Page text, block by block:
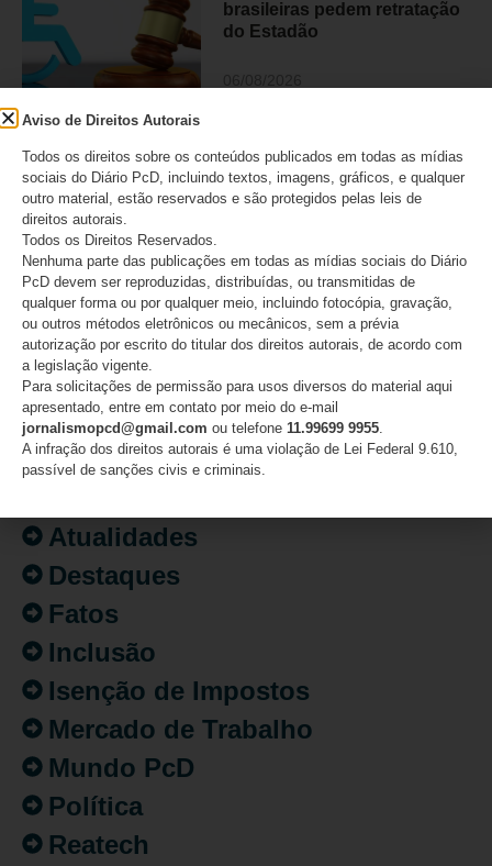
brasileiras pedem retratação
do Estadão
ANAPcD afirma que não teve
direito de resposta publicado
06/08/2026
CATEGORIAS
Acessibilidade
Atualidades
Destaques
Fatos
Inclusão
Isenção de Impostos
Mercado de Trabalho
Mundo PcD
Política
Reatech
Aviso de Direitos Autorais
Todos os direitos sobre os conteúdos publicados em todas as mídias
sociais do Diário PcD, incluindo textos, imagens, gráficos, e qualquer
outro material, estão reservados e são protegidos pelas leis de
direitos autorais.
Todos os Direitos Reservados.
Nenhuma parte das publicações em todas as mídias sociais do Diário
PcD devem ser reproduzidas, distribuídas, ou transmitidas de
qualquer forma ou por qualquer meio, incluindo fotocópia, gravação,
ou outros métodos eletrônicos ou mecânicos, sem a prévia
autorização por escrito do titular dos direitos autorais, de acordo com
a legislação vigente.
Para solicitações de permissão para usos diversos do material aqui
apresentado, entre em contato por meio do e-mail
jornalismopcd@gmail.com ou telefone 11.99699 9955.
A infração dos direitos autorais é uma violação de Lei Federal 9.610,
passível de sanções civis e criminais.